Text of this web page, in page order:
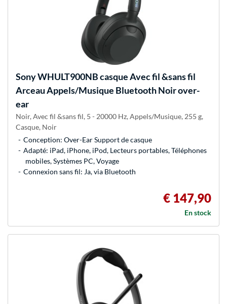
SonyWHULT900NB casque Avec fil &sans fil
Arceau Appels/Musique Bluetooth Noir over-
ear
Noir, Avec fil &sans fil, 5 - 20000 Hz, Appels/Musique, 255 g,
Casque, Noir
Conception: Over-Ear Support de casque
Adapté: iPad, iPhone, iPod, Lecteurs portables, Téléphones
mobiles, Systèmes PC, Voyage
Connexion sans fil: Ja, via Bluetooth
€ 147,90
En stock